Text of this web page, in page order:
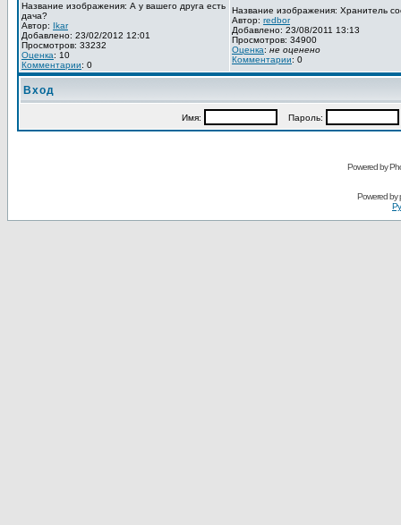
Название изображения: А у вашего друга есть
дача?
Автор: Ikar
Добавлено: 23/02/2012 12:01
Просмотров: 33232
Оценка: 10
Комментарии: 0
Название изображения: Хранитель
Автор: redbor
Добавлено: 23/08/2011 13:13
Просмотров: 34900
Оценка: не оценено
Комментарии: 0
Вход
Имя: Пароль:
Powered by
Powered by